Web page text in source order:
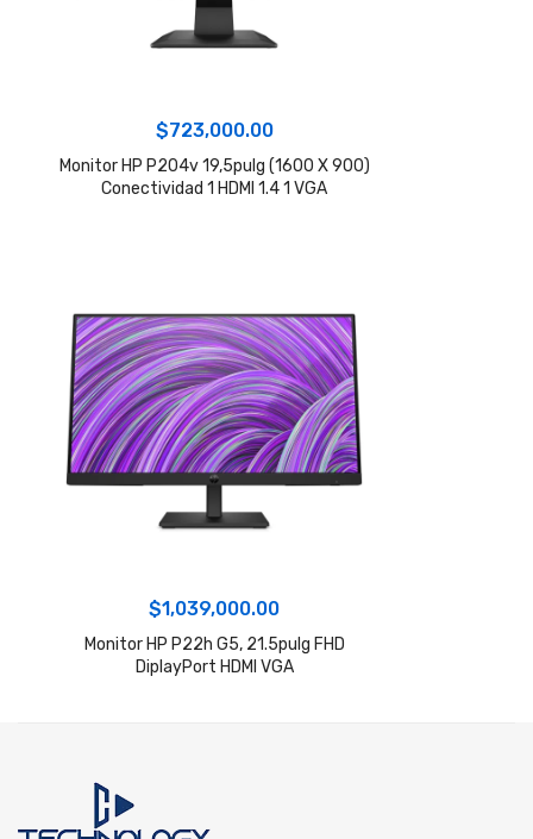
$723,000.00
Monitor HP P204v 19,5pulg (1600 X 900)
Conectividad 1 HDMI 1.4 1 VGA
$1,039,000.00
Monitor HP P22h G5, 21.5pulg FHD
DiplayPort HDMI VGA